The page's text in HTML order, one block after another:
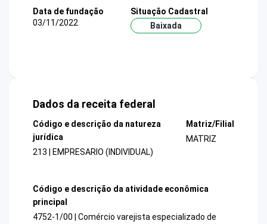
Data de fundação
03/11/2022
Situação Cadastral
Baixada
Dados da receita federal
Código e descrição da natureza
jurídica
213 | EMPRESARIO (INDIVIDUAL)
Matriz/Filial
MATRIZ
Código e descrição da atividade econômica
principal
4752-1/00 | Comércio varejista especializado de